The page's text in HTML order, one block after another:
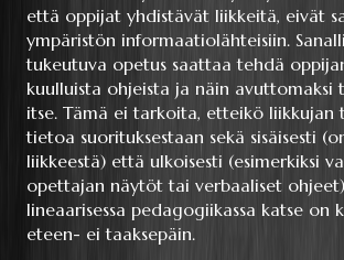
että oppijat yhdistävät liikkeitä, eivät
ympäristön informaatiolähteisiin.
tukeutuva opetus saattaa tehdä
kuulluista ohjeista ja näin avuttomaksi
itse. Tämä ei tarkoita, etteikö liikkujan
tietoa suorituksestaan sekä sisäisesti
liikkeestä) että ulkoisesti (esimerkiksi
opettajan näytöt tai verbaaliset
lineaarisessa pedagogiikassa katse on
eteen- ei taaksepäin.